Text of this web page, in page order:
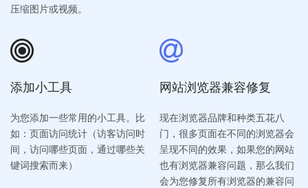
压缩图片或视频。
添加小工具
为您添加一些常用的小工具。比
如：页面访问统计（访客访问时
间，访问哪些页面，通过哪些关
键词搜索而来）
网站浏览器兼容修复
现在浏览器品牌和种类五花八
门，很多页面在不同的浏览器会
呈现不同的效果，如果您的网站
也有浏览器兼容问题，那么我们
会为您修复所有浏览器的兼容问